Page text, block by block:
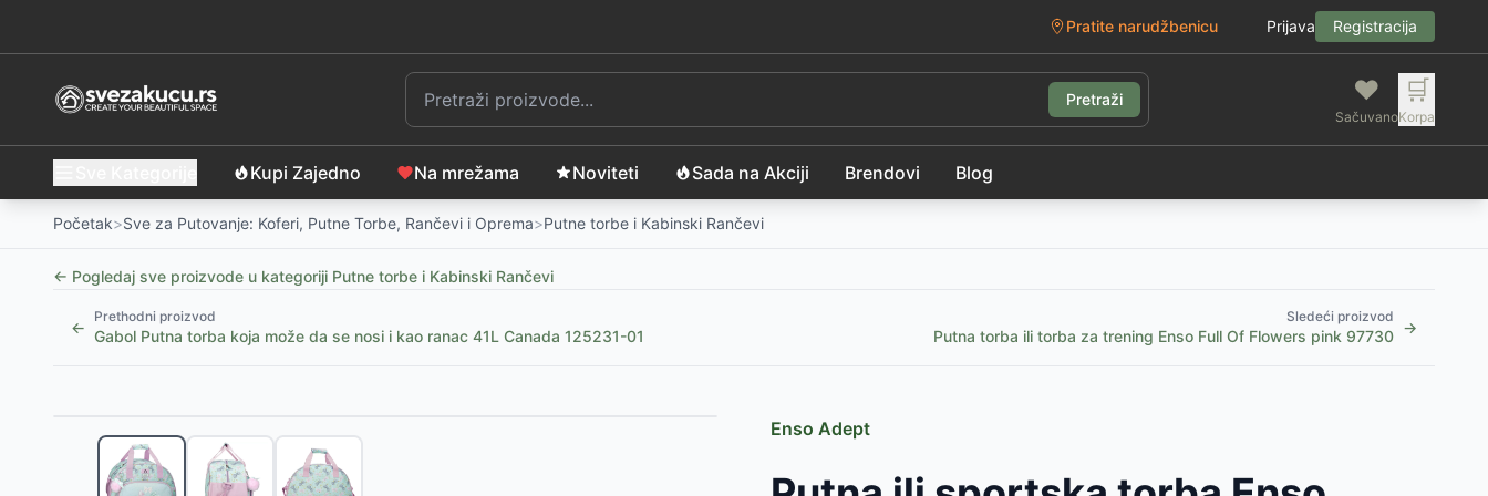
Pratite narudžbenicu Prijava Registracija
Pretraži ❤️
Sačuvano
🛒
Korpa
Kupi Zajedno Na mrežama Noviteti Sada na Akciji Brendovi Blog
Početak>Sve za Putovanje: Koferi, Putne Torbe, Rančevi i Oprema>Putne torbe i Kabinski Rančevi
← Pogledaj sve proizvode u kategoriji Putne torbe i Kabinski Rančevi
←
Prethodni proizvod
Gabol Putna torba koja može da se nosi i kao ranac 41L Canada 125231-01
Sledeći proizvod
Putna torba ili torba za trening Enso Full Of Flowers pink 97730 →
Putna torba 55cm Pepe Jeans Mia light pink 60736
Dečija putna ili sportska torba Disney Minnie Flowers blue 43132
Enso Adept